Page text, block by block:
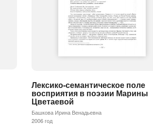
Лексико-семантическое поле
восприятия в поэзии Марины
Цветаевой
Башкова Ирина Венадьевна
2006 год